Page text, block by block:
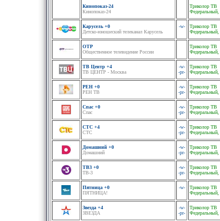
Кинопоказ-24
Кинопоказ-24
Триколор ТВ
Федеральный,
Карусель +0
Детско-юношеский телеканал Карусель
-w-
Триколор ТВ
Федеральный,
ОТР
Общественное телевидение России
Триколор ТВ
Федеральный,
ТВ Центр +4
ТВ ЦЕНТР - Москва
-w-
-pr-
Триколор ТВ
Федеральный,
РЕН +0
РЕН ТВ
-w-
-pr-
Триколор ТВ
Федеральный,
Спас +0
Спас
-w-
-pr-
Триколор ТВ
Федеральный,
СТС +4
СТС
-w-
-pr-
Триколор ТВ
Федеральный,
Домашний +0
Домашний
-w-
-pr-
Триколор ТВ
Федеральный,
ТВ3 +0
ТВ-3
-w-
-pr-
Триколор ТВ
Федеральный,
Пятница +0
ПЯТНИЦА!
-w-
Триколор ТВ
Федеральный,
Звезда +4
ЗВЕЗДА
-w-
-pr-
Триколор ТВ
Федеральный,